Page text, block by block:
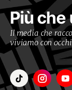
Più che
Il media che
viviamo con